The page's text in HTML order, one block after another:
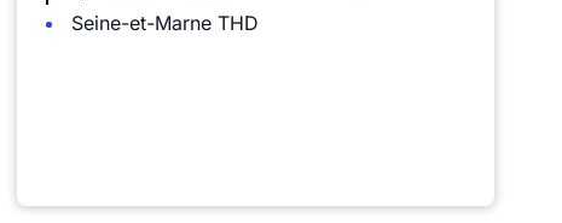
Seine-et-Marne THD